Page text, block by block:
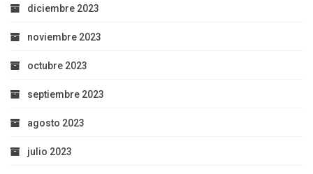
diciembre 2023
noviembre 2023
octubre 2023
septiembre 2023
agosto 2023
julio 2023